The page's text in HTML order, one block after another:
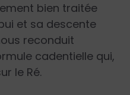
bien traitée
et sa descente
reconduit
cadentielle qui,
le Ré.